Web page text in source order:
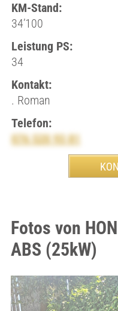
KM-Stand:
34’100
Leistung PS:
34
Kontakt:
. Roman
Telefon:
076 520 93 81
Fotos von
ABS (25kW)